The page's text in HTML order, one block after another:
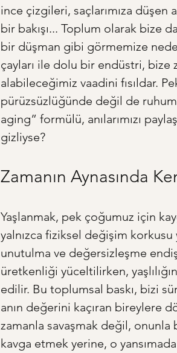
ince çizgileri, saçlarımıza düşen
bir bakışı... Toplum olarak bize
bir düşman gibi görmemize
çayları ile dolu bir endüstri, bize
alabileceğimiz vaadini fısıldar.
pürüzsüzlüğünde değil de
aging” formülü, anılarımızı
gizliyse?
Zamanın Aynasında
Yaşlanmak, pek çoğumuz için
yalnızca fiziksel değişim
unutulma ve değersizleşme
üretkenliği yüceltilirken,
edilir. Bu toplumsal baskı, bizi
anın değerini kaçıran bireylere
zamanla savaşmak değil, onunla
kavga etmek yerine, o